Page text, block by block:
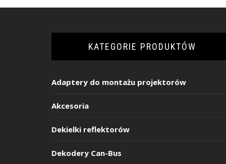
KATEGORIE PRODUKTÓW
Adaptery do montażu projektorów
Akcesoria
Dekielki reflektorów
Dekodery Can-Bus